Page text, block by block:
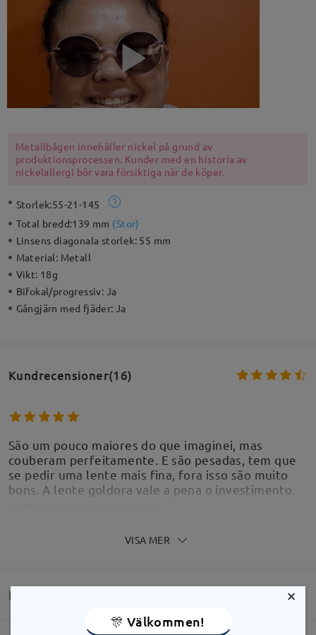
Metallbågen innehåller nickel på grund av
produktionsprocessen. Kunder med en historia av
nickelallergi bör vara försiktiga när de köper.
Storlek:55-21-145
Total bredd:139 mm (Stor)
Linsens diagonala storlek: 55 mm
Material: Metall
Vikt: 18g
Bifokal/progressiv: Ja
Gångjärn med fjäder:Ja
Kundrecensioner(16)
São um pouco maiores do que imaginei, mas
couberam perfeitamente. E são pesadas, tem que
se pedir uma lente mais fina, fora isso são muito
bons. A lente goldora vale a pena o investimento.
VISA MER
FRÅGOR OCH SVAR ×
🎊 Välkommen!